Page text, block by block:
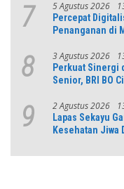
7 5 Agustus 2026
Percepat
Penanganan di
8 3 Agustus 2026
Perkuat Sinergi
Senior, BRI BO
9 2 Agustus 2026
Lapas Sekayu
Kesehatan Jiwa